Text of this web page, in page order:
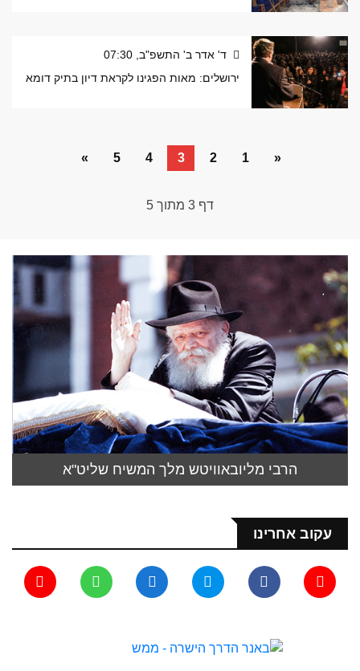
ד' אדר ב' התשפ"ב, 07:30
ירושלים: מאות הפגינו לקראת דיון בתיק דומא
«
1
2
3
4
5
»
דף 3 מתוך 5
הרבי מליובאוויטש מלך המשיח שליט"א
עקוב אחרינו